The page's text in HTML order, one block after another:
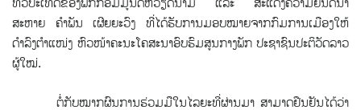
ສະຫາຍ ຄຳພັນ ເຜີຍຍະວົງ ທີ່ໄດ້ຮັບການມອບໝາຍຈາກກົມການເມືອງໃຫ້
ດຳລົງຕຳແໜ່ງ ຫົວໜ້າຄະນະໂຄສະນາອົບຮົມສູນກາງພັກ ປະຊາຊົນປະຕິວັດລາວ
ຜູ້ໃໝ່.
ຕໍ່ກັບໝາກຜົນການຮ່ວມມືໃນໄລຍະທີ່ຜ່ານມາ ສາມາດຢືນຢັນໄດ້ວ່າ